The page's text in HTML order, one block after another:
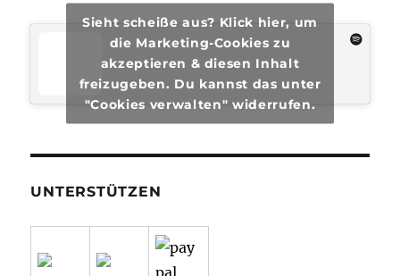
Sieht scheiße aus? Klick hier, um
die Marketing-Cookies zu
akzeptieren & diesen Inhalt
freizugeben. Du kannst das unter
"Cookies verwalten" widerrufen.
UNTERSTÜTZEN